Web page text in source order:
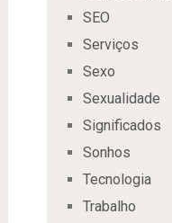
SEO
Serviços
Sexo
Sexualidade
Significados
Sonhos
Tecnologia
Trabalho